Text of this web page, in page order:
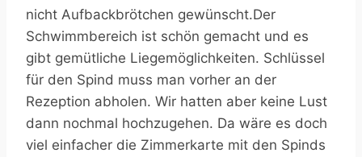
nicht Aufbackbrötchen gewünscht.Der
Schwimmbereich ist schön gemacht und es
gibt gemütliche Liegemöglichkeiten. Schlüssel
für den Spind muss man vorher an der
Rezeption abholen. Wir hatten aber keine Lust
dann nochmal hochzugehen. Da wäre es doch
viel einfacher die Zimmerkarte mit den Spinds